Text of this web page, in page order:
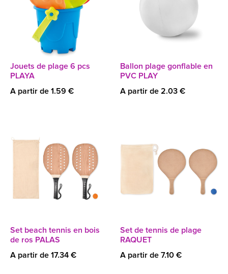
Jouets de plage 6 pcs
PLAYA
A partir de 1.59 €
Ballon plage gonflable en
PVC PLAY
A partir de 2.03 €
Set beach tennis en bois
de ros PALAS
A partir de 17.34 €
Set de tennis de plage
RAQUET
A partir de 7.10 €